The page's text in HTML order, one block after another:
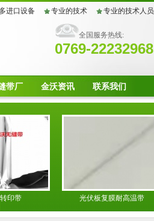
进口设备 专业的技术 专业的技术人员
全国服务热线:
0769-22232968
带厂 金沃资讯 联系我们
光伏板复膜耐高温带